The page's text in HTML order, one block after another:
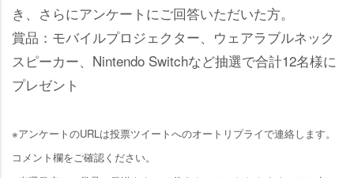
き、さらにアンケートにご回答いただいた方。
賞品：モバイルプロジェクター、ウェアラブルネック
スピーカー、Nintendo Switchなど抽選で合計12名様に
プレゼント
※アンケートのURLは投票ツイートへのオートリプライで連絡します。
コメント欄をご確認ください。